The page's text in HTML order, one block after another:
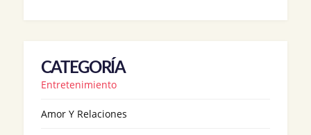
CATEGORÍA
Entretenimiento
Amor Y Relaciones